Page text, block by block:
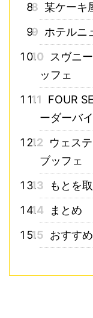
8 某ケーキ
9 ホテルニ
10
スヴニ
ッフェ
11
FOUR
ーダーバ
12
ウェス
ブッフェ
13
もとを
14
まとめ
15 おすす